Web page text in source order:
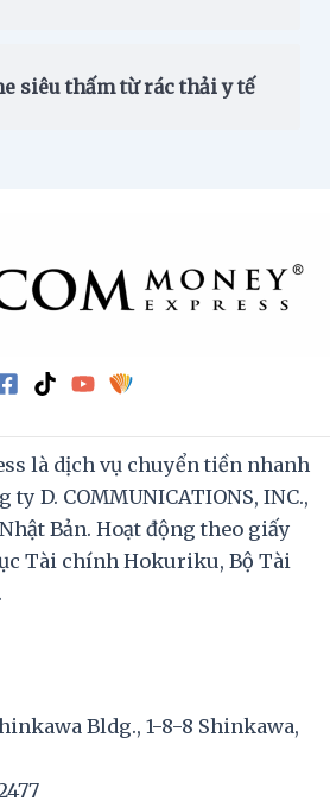
siêu thấm từ rác thải y tế
là dịch vụ chuyển tiền nhanh
ty D. COMMUNICATIONS, INC.,
Bản. Hoạt động theo giấy
Tài chính Hokuriku, Bộ Tài
Bldg., 1-8-8 Shinkawa,